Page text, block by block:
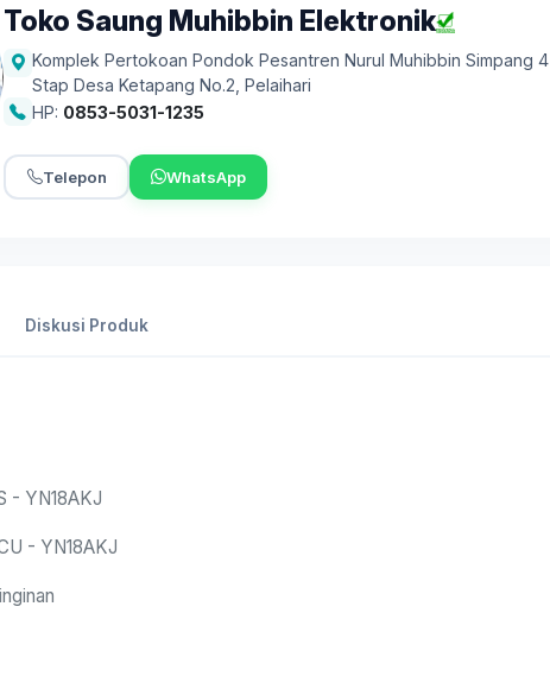
Toko Saung Muhibbin Elektronik
Komplek Pertokoan Pondok Pesantren Nurul Muhibbin Simpang 4
Stap Desa Ketapang No.2 Pelaihari
HP: 0853-5031-1235
Telepon WhatsApp
Diskusi Produk
- YN18AKJ
- YN18AKJ